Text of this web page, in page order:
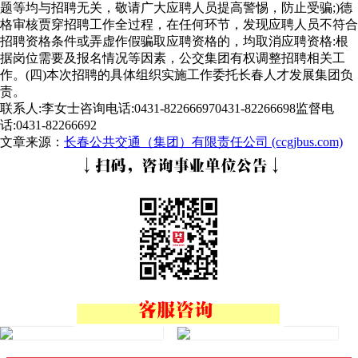
题等均与招聘无关，敬请广大应聘人员提高警惕，防止受骗;)德
格审核贾穿招聘工作全过程，在任何环节，发现应聘人员不符合
招聘资格条件或弄虚作假骗取应聘资格的，均取消应聘资格:根
据岗位需要及报名情况等因素，公交集团有权调整招聘相关工
作。(四)本次招聘的具体组织实施工作委托长春人才发展集团负
责。
联系人:李女士咨询电话:0431-822666970431-82266698监督电
话:0431-82266692
文章来源： 长春公共交通（集团）有限责任公司 (ccgjbus.com)